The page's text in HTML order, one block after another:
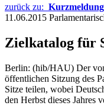
zurück zu:
11.06.2015
Zielkatalog für
Berlin: (hib/HAU) Der
öffentlichen Sitzung des
Sitze teilen, wobei
den Herbst dieses Jahres